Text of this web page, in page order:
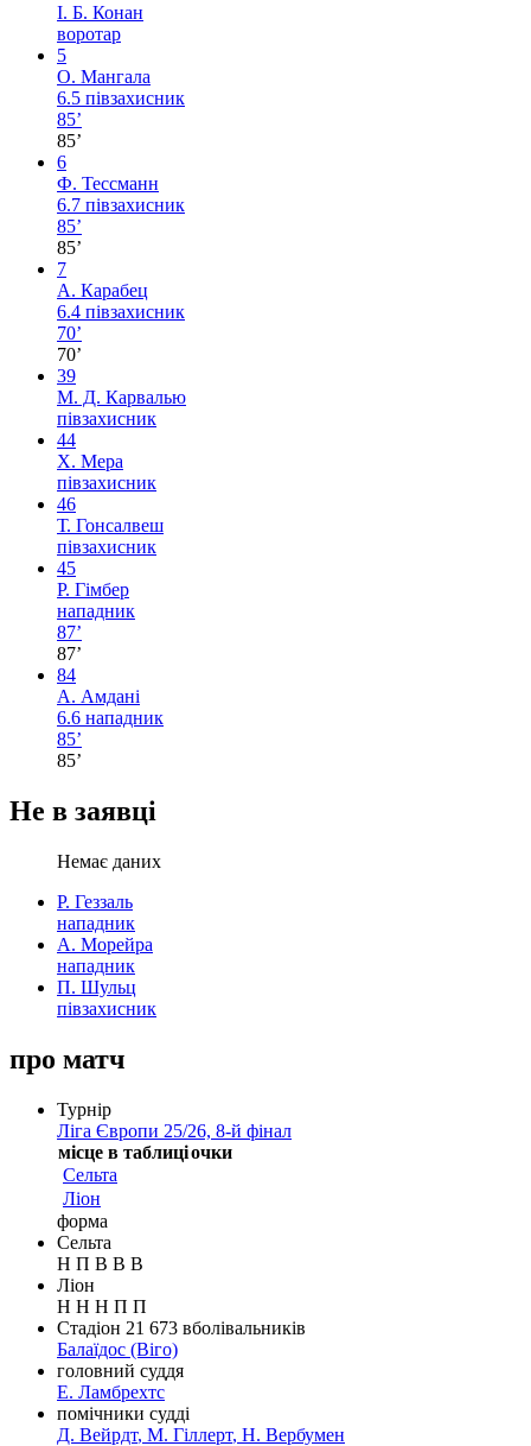
І. Б. Конан
воротар
5
О. Мангала
6.5 півзахисник
85’
85’
6
Ф. Тессманн
6.7 півзахисник
85’
85’
7
А. Карабец
6.4 півзахисник
70’
70’
39
М. Д. Карвалью
півзахисник
44
Х. Мера
півзахисник
46
Т. Гонсалвеш
півзахисник
45
Р. Гімбер
нападник
87’
87’
84
А. Амдані
6.6 нападник
85’
85’
Не в заявці
Немає даних
Р. Геззаль
нападник
А. Морейра
нападник
П. Шульц
півзахисник
про матч
Турнір
Ліга Європи 25/26, 8-й фінал
місце в таблиціочки
Сельта
Ліон
форма
Сельта
Н П В В В
Ліон
Н Н Н П П
Стадіон 21 673 вболівальників
Балаїдос (Віго)
головний суддя
Е. Ламбрехтс
помічники судді
Д. Вейрдт, М. Гіллерт, Н. Вербумен